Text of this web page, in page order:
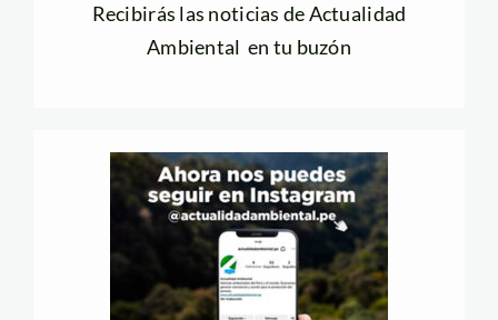
Recibirás las noticias de Actualidad
Ambiental en tu buzón